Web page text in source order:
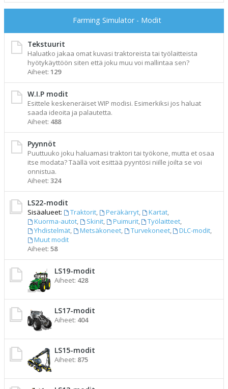
Farming Simulator - Modit
Tekstuurit
Haluatko jakaa omat kuvasi traktoreista tai työlaitteista
hyötykäyttöön siten että joku muu voi mallintaa sen?
Aiheet: 129
W.I.P modit
Esittele keskeneräiset WIP modisi. Esimerkiksi jos haluat
saada ideoita ja palautetta.
Aiheet: 488
Pyynnöt
Puuttuuko joku haluamasi traktori tai työkone, mutta et osaa
itse modata? Täällä voit esittää pyyntösi niille joilta se voi
onnistua.
Aiheet: 324
LS22-modit
Sisäalueet: Traktorit, Peräkärryt, Kartat,
Kuorma-autot, Skinit, Puimurit, Työlaitteet,
Yhdistelmät, Metsäkoneet, Turvekoneet, DLC-modit,
Muut modit
Aiheet: 58
LS19-modit
Aiheet: 428
LS17-modit
Aiheet: 404
LS15-modit
Aiheet: 875